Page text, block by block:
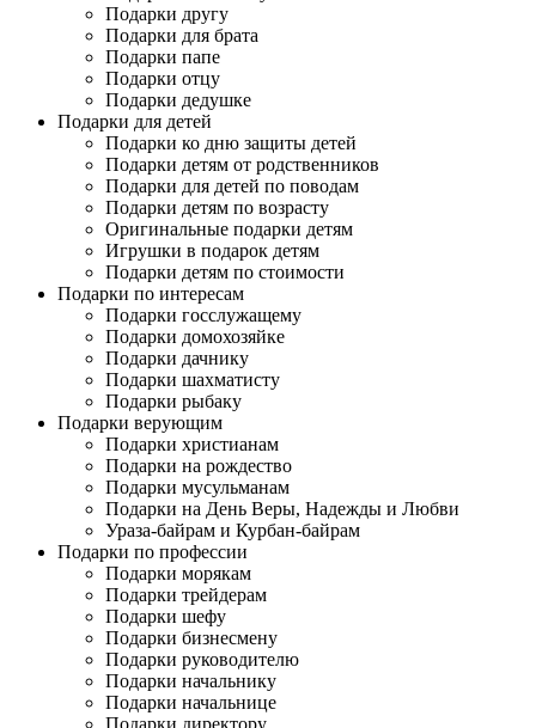
Подарки другу
Подарки для брата
Подарки папе
Подарки отцу
Подарки дедушке
Подарки для детей
Подарки ко дню защиты детей
Подарки детям от родственников
Подарки для детей по поводам
Подарки детям по возрасту
Оригинальные подарки детям
Игрушки в подарок детям
Подарки детям по стоимости
Подарки по интересам
Подарки госслужащему
Подарки домохозяйке
Подарки дачнику
Подарки шахматисту
Подарки рыбаку
Подарки верующим
Подарки христианам
Подарки на рождество
Подарки мусульманам
Подарки на День Веры, Надежды и Любви
Ураза-байрам и Курбан-байрам
Подарки по профессии
Подарки морякам
Подарки трейдерам
Подарки шефу
Подарки бизнесмену
Подарки руководителю
Подарки начальнику
Подарки начальнице
Подарки директору